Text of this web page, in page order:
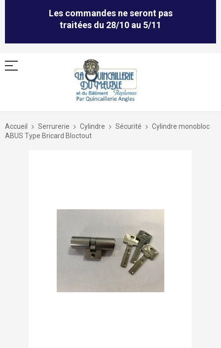
Les commandes ne seront pas
traitées du 28/10 au 5/11
Allez
contenu
Accueil Serrurerie Cylindre Sécurité
Cylindre monobloc
ABUS Type Bricard Bloctout